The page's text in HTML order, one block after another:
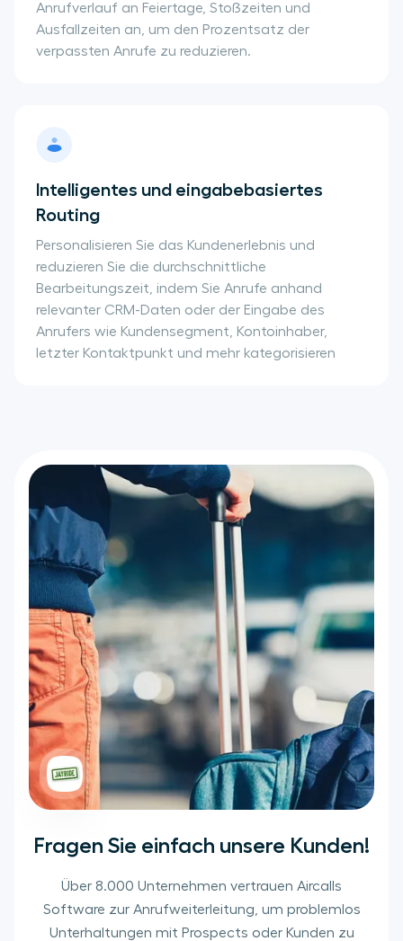
Anrufverlauf an Feiertage, Stoßzeiten und
Ausfallzeiten an, um den Prozentsatz der
verpassten Anrufe zu reduzieren.
Intelligentes und eingabebasiertes
Routing
Personalisieren Sie das Kundenerlebnis und
reduzieren Sie die durchschnittliche
Bearbeitungszeit, indem Sie Anrufe anhand
relevanter CRM-Daten oder der Eingabe des
Anrufers wie Kundensegment, Kontoinhaber,
letzter Kontaktpunkt und mehr kategorisieren
Fragen Sie einfach unsere Kunden!
Über 8.000 Unternehmen vertrauen Aircalls
Software zur Anrufweiterleitung, um problemlos
Unterhaltungen mit Prospects oder Kunden zu